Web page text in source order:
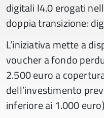
digitali I4.0 erogati
doppia transizione:
L’iniziativa mette a
voucher a fondo
2.500 euro a
dell’investimento
inferiore ai 1.000